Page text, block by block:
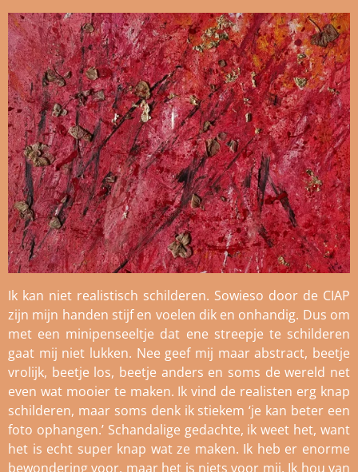
Ik kan niet realistisch schilderen. Sowieso door de CIAP
zijn mijn handen stijf en voelen dik en onhandig. Dus om
met een minipenseeltje dat ene streepje te schilderen
gaat mij niet lukken. Nee geef mij maar abstract, beetje
vrolijk, beetje los, beetje anders en soms de wereld net
even wat mooier te maken. Ik vind de realisten erg knap
schilderen, maar soms denk ik stiekem ‘je kan beter een
foto ophangen.’ Schandalige gedachte, ik weet het, want
het is echt super knap wat ze maken. Ik heb er enorme
bewondering voor, maar het is niets voor mij. Ik hou van